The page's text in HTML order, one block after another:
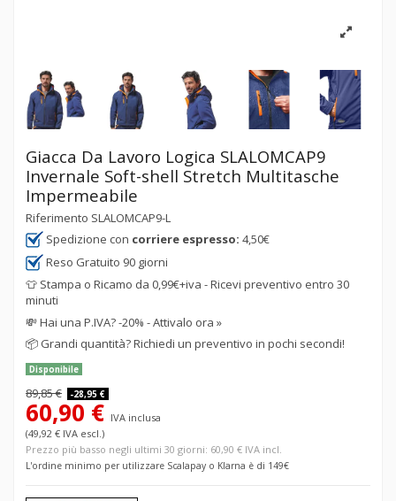
Giacca Da Lavoro Logica SLALOMCAP9
Invernale Soft-shell Stretch Multitasche
Impermeabile
Riferimento SLALOMCAP9-L
Spedizione con corriere espresso: 4,50€
Reso Gratuito 90 giorni
👕 Stampa o Ricamo da 0,99€+iva - Ricevi preventivo entro 30
minuti
💸Hai una P.IVA? -20% - Attivalo ora »
📦 Grandi quantità? Richiedi un preventivo in pochi secondi!
Disponibile
89,85 € -28,95 €
60,90 € IVA inclusa
(49,92 € IVA escl.)
Prezzo più basso negli ultimi 30 giorni: 60,90 € IVA incl.
L'ordine minimo per utilizzare Scalapay o Klarna è di 149€